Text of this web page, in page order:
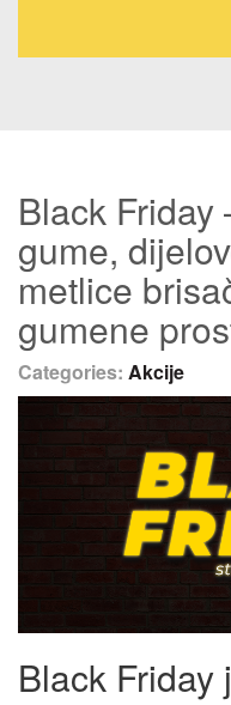
Black Friday
gume,
metlice
gumene
Categories: Akcije
Black Friday